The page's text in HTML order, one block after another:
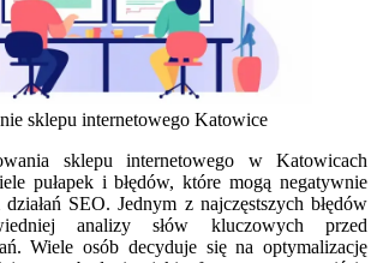
sklepu internetowego Katowice
sklepu internetowego w Katowicach
pułapek i błędów, które mogą negatywnie
SEO. Jednym z najczęstszych błędów
analizy słów kluczowych przed
Wiele osób decyduje się na optymalizację